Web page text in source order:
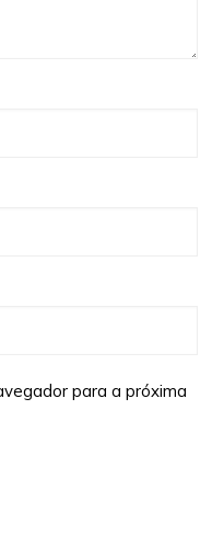
para a próxima